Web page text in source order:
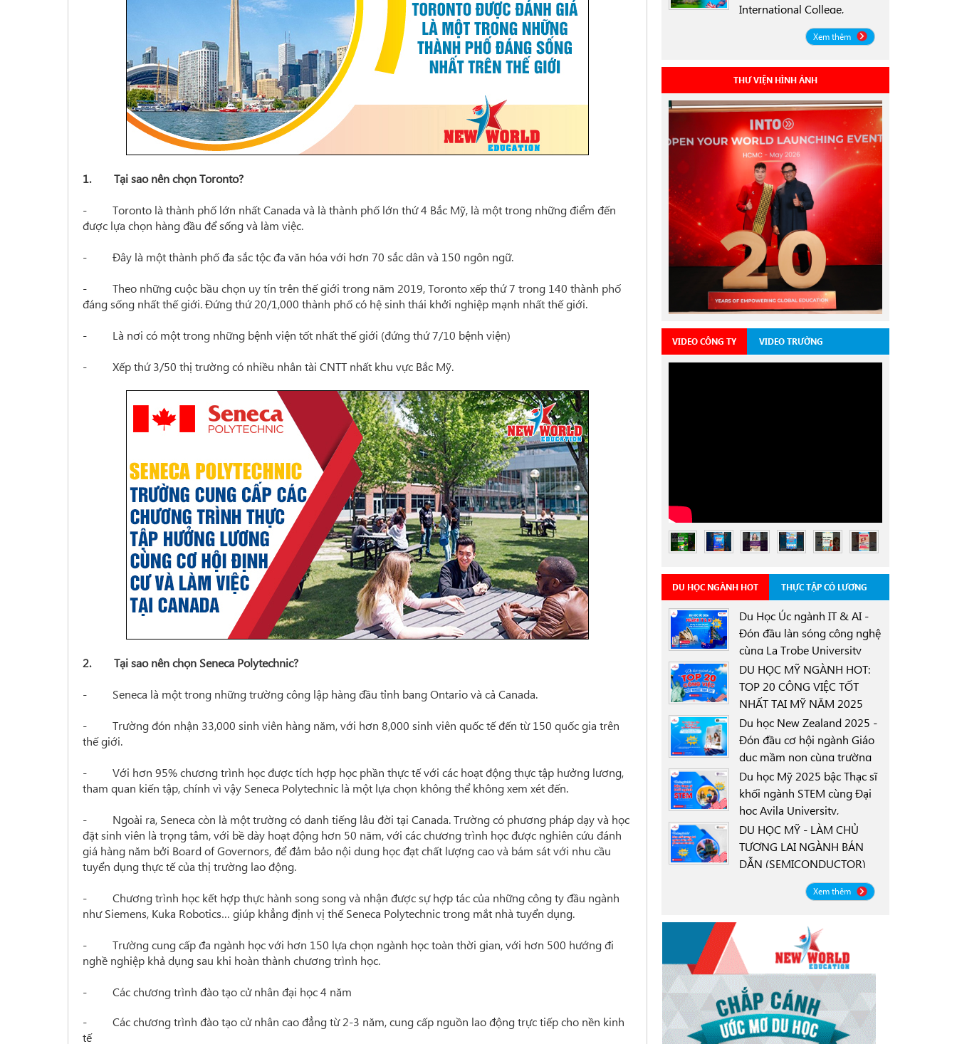
1. Tại sao nên chọn Toronto?
- Toronto là thành phố lớn nhất Canada và là thành phố lớn thứ 4 Bắc Mỹ, là một trong những điểm đến
được lựa chọn hàng đầu để sống và làm việc.
- Đây là một thành phố đa sắc tộc đa văn hóa với hơn 70 sắc dân và 150 ngôn ngữ.
- Theo những cuộc bầu chọn uy tín trên thế giới trong năm 2019, Toronto xếp thứ 7 trong 140 thành phố
đáng sống nhất thế giới. Đứng thứ 20/1,000 thành phố có hệ sinh thái khởi nghiệp mạnh nhất thế giới.
- Là nơi có một trong những bệnh viện tốt nhất thế giới (đứng thứ 7/10 bệnh viện)
- Xếp thứ 3/50 thị trường có nhiều nhân tài CNTT nhất khu vực Bắc Mỹ.
2. Tại sao nên chọn Seneca Polytechnic?
- Seneca là một trong những trường công lập hàng đầu tỉnh bang Ontario và cả Canada.
- Trường đón nhận 33,000 sinh viên hàng năm, với hơn 8,000 sinh viên quốc tếđến từ 150 quốc gia trên
thế giới.
- Với hơn 95% chương trình học được tích hợp học phần thực tế với các hoạt động thực tập hưởng lương,
tham quan kiến tập, chính vì vậy Seneca Polytechnic là một lựa chọn không thể không xem xét đến.
- Ngoài ra, Seneca còn là một trường có danh tiếng lâu đời tại Canada. Trường có phương pháp dạy và học
đặt sinh viên là trọng tâm, với bề dày hoạt động hơn 50 năm,với các chương trình học được nghiên cứu đánh
giá hàng năm bởi Board of Governors,để đảm bảo nội dung học đạt chất lượng cao và bám sát với nhu cầu
tuyển dụng thựctế của thị trường lao động.
- Chương trình học kết hợp thực hành song song và nhận được sự hợp tác của những công ty đầu ngành
như Siemens, Kuka Robotics… giúp khẳng định vị thếSeneca Polytechnictrong mắt nhà tuyển dụng.
- Trường cung cấp đa ngành học với hơn 150 lựa chọn ngành học toàn thời gian, với hơn 500 hướng đi
nghề nghiệp khả dụng sau khi hoàn thành chương trình học.
- Các chương trình đào tạo cử nhân đại học 4 năm
- Các chương trình đào tạo cử nhân cao đẳng từ 2-3 năm, cung cấp nguồn lao động trực tiếp cho nền kinh
tế
International College,
Scotland ICD - Lộ trình
linh hoạt, học bổng
Xem thêm
THƯ VIỆN HÌNH ẢNH
VIDEO CÔNG TY VIDEO TRƯỜNG
DU HỌC NGÀNH HOT THỰC TẬP CÓ LƯƠNG
Du Học Úc ngành IT & AI -
Đón đầu làn sóng công nghệ
cùng La Trobe University
Sydney Campus với học
bổng 30%
0000-00-00
DU HỌC MỸ NGÀNH HOT:
TOP 20 CÔNG VIỆC TỐT
NHẤT TẠI MỸ NĂM 2025
Du học New Zealand 2025 -
Đón đầu cơ hội ngành Giáo
dục mầm non cùng trường
New Zealand Tertiary
College NZTC
Du học Mỹ 2025 bậc Thạc sĩ
khối ngành STEM cùng Đại
học Avila University,
Goodyear, Arizona
0000-00-00
DU HỌC MỸ - LÀM CHỦ
TƯƠNG LAI NGÀNH BÁN
DẪN (SEMICONDUCTOR)
CÙNG ĐẠI HỌC OREGON
STATE UNIVERSITY OSU
Xem thêm